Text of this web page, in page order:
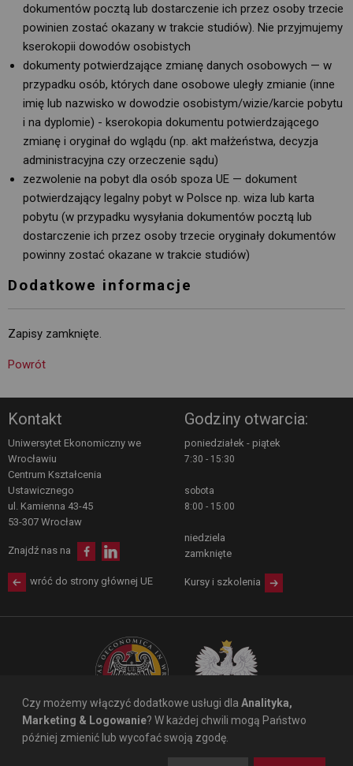
dokumentów pocztą lub dostarczenie ich przez osoby trzecie
powinien zostać okazany w trakcie studiów). Nie przyjmujemy
kserokopii dowodów osobistych
dokumenty potwierdzające zmianę danych osobowych — w
przypadku osób, których dane osobowe uległy zmianie (inne
imię lub nazwisko w dowodzie osobistym/wizie/karcie pobytu
i na dyplomie) - kserokopia dokumentu potwierdzającego
zmianę i oryginał do wglądu (np. akt małżeństwa, decyzja
administracyjna czy orzeczenie sądu)
zezwolenie na pobyt dla osób spoza UE — dokument
potwierdzający legalny pobyt w Polsce np. wiza lub karta
pobytu (w przypadku wysyłania dokumentów pocztą lub
dostarczenie ich przez osoby trzecie oryginały dokumentów
powinny zostać okazane w trakcie studiów)
Dodatkowe informacje
Zapisy zamknięte.
Powrót
Kontakt
Uniwersytet Ekonomiczny we
Wrocławiu
Centrum Kształcenia
Ustawicznego
ul. Kamienna 43-45
53-307 Wrocław
Znajdź nas na
wróć do strony głównej UE
Godziny otwarcia:
poniedziałek - piątek
7:30 - 15:30
sobota
8:00 - 15:00
niedziela
zamknięte
Kursy i szkolenia
Czy możemy włączyć dodatkowe usługi dla Analityka,
Marketing & Logowanie? W każdej chwili mogą Państwo
później zmienić lub wycofać swoją zgodę.